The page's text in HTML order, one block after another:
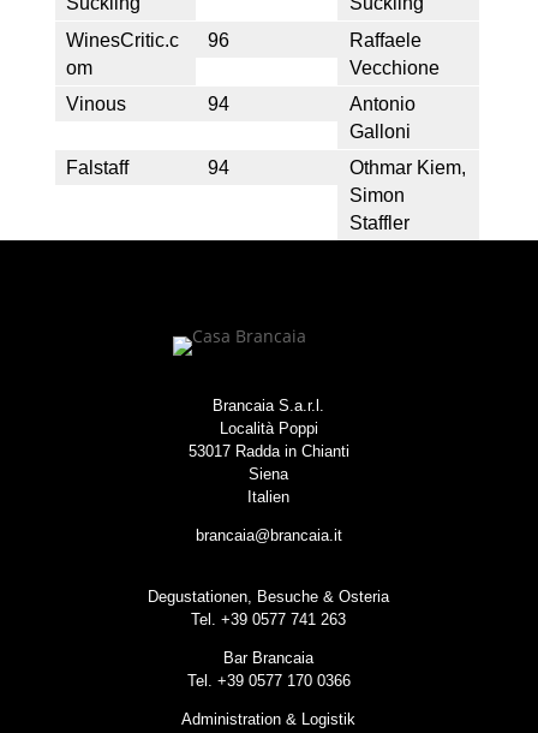
WinesCritic.c
om
96
Raffaele
Vecchione
Vinous
94
Antonio
Galloni
Falstaff
94
Othmar Kiem,
Simon
Staffler
Brancaia S.a.r.l.
Località Poppi
53017 Radda in Chianti
Siena
Italien
brancaia@brancaia.it
Degustationen, Besuche & Osteria
Tel. +39 0577 741 263
Bar Brancaia
Tel. +39 0577 170 0366
Administration & Logistik